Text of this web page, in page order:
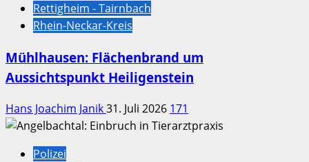
Rettigheim - Tairnbach
Rhein-Neckar-Kreis
Mühlhausen: Flächenbrand um
Aussichtspunkt Heiligenstein
Hans Joachim Janik31. Juli 2026 171
Polizei